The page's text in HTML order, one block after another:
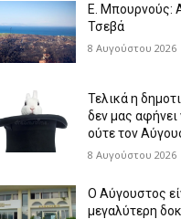
Ε. Μπουρνούς:
Τσεβά
8 Αυγούστου 2026
Τελικά η
δεν μας
ούτε τον
8 Αυγούστου 2026
Ο Αύγουστος
μεγαλύτερη